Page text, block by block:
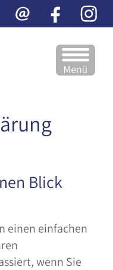
Blick
einen einfachen
wenn Sie